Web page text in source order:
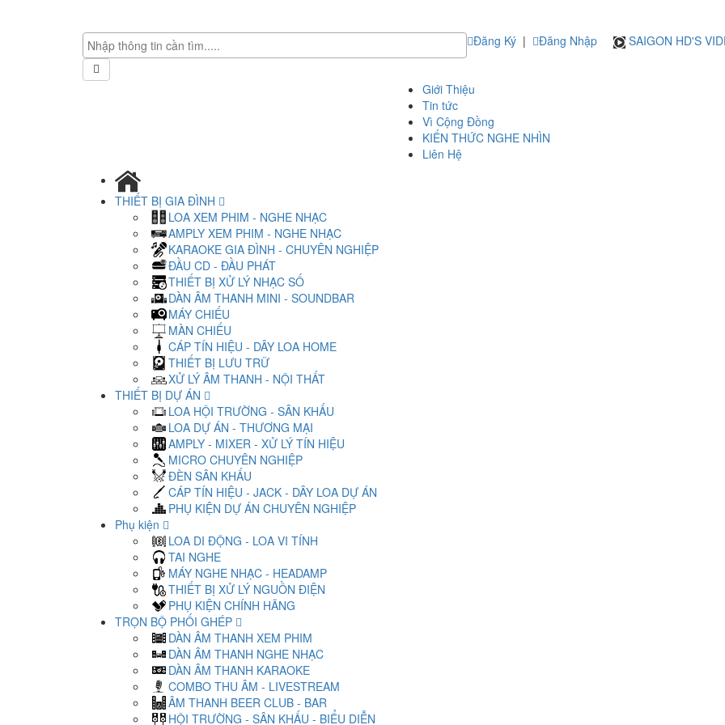
Đăng Ký | Đăng Nhập SAIGON HD'S
Giới Thiệu
Tin tức
Vì Cộng Đồng
KIẾN THỨC NGHE NHÌN
Liên Hệ
THIẾT BỊ GIA ĐÌNH
LOA XEM PHIM - NGHE NHẠC
AMPLY XEM PHIM - NGHE NHẠC
KARAOKE GIA ĐÌNH - CHUYÊN NGHIỆP
ĐẦU CD - ĐẦU PHÁT
THIẾT BỊ XỬ LÝ NHẠC SỐ
DÀN ÂM THANH MINI - SOUNDBAR
MÁY CHIẾU
MÀN CHIẾU
CÁP TÍN HIỆU - DÂY LOA HOME
THIẾT BỊ LƯU TRỮ
XỬ LÝ ÂM THANH - NỘI THẤT
THIẾT BỊ DỰ ÁN
LOA HỘI TRƯỜNG - SÂN KHẤU
LOA DỰ ÁN - THƯƠNG MẠI
AMPLY - MIXER - XỬ LÝ TÍN HIỆU
MICRO CHUYÊN NGHIỆP
ĐÈN SÂN KHẤU
CÁP TÍN HIỆU - JACK - DÂY LOA DỰ ÁN
PHỤ KIỆN DỰ ÁN CHUYÊN NGHIỆP
Phụ kiện
LOA DI ĐỘNG - LOA VI TÍNH
TAI NGHE
MÁY NGHE NHẠC - HEADAMP
THIẾT BỊ XỬ LÝ NGUỒN ĐIỆN
PHỤ KIỆN CHÍNH HÃNG
TRỌN BỘ PHỐI GHÉP
DÀN ÂM THANH XEM PHIM
DÀN ÂM THANH NGHE NHẠC
DÀN ÂM THANH KARAOKE
COMBO THU ÂM - LIVESTREAM
ÂM THANH BEER CLUB - BAR
HỘI TRƯỜNG - SÂN KHẤU - BIỂU DIỄN